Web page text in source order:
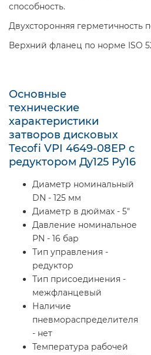
способность.
Двухсторонняя герметичность
Верхний фланец по норме ISO
Основные
технические
характеристики
затворов дисковых
Tecofi VPI 4649-08EP с
редуктором Ду125 Ру16
Диаметр номинальный
DN - 125 мм
Диаметр в дюймах - 5"
Давление номинальное
PN - 16 бар
Тип управления -
редуктор
Тип присоединения -
межфланцевый
Наличие
пневмораспределителя
- нет
Температура рабочей